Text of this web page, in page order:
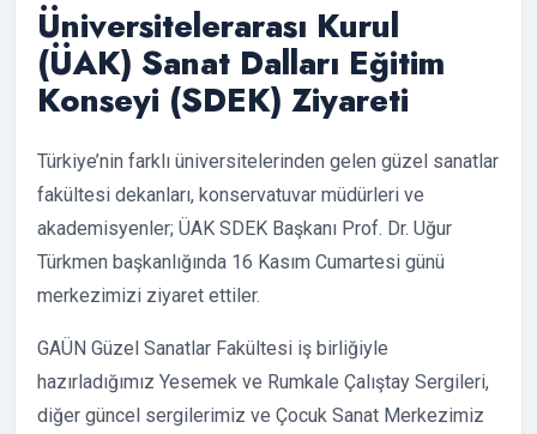
Üniversitelerarası Kurul
(ÜAK) Sanat Dalları Eğitim
Konseyi (SDEK) Ziyareti
Türkiye’nin farklı üniversitelerinden gelen güzel sanatlar
fakültesi dekanları, konservatuvar müdürleri ve
akademisyenler; ÜAK SDEK Başkanı Prof. Dr. Uğur
Türkmen başkanlığında 16 Kasım Cumartesi günü
merkezimizi ziyaret ettiler.
GAÜN Güzel Sanatlar Fakültesi iş birliğiyle
hazırladığımız Yesemek ve Rumkale Çalıştay Sergileri,
diğer güncel sergilerimiz ve Çocuk Sanat Merkezimiz